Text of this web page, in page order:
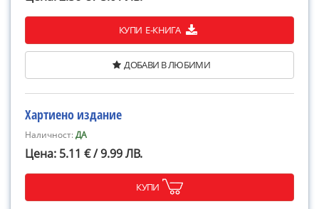
КУПИ Е-КНИГА
ДОБАВИ В ЛЮБИМИ
Хартиено издание
Наличност:ДА
Цена: 5.11 € / 9.99 ЛВ.
КУПИ